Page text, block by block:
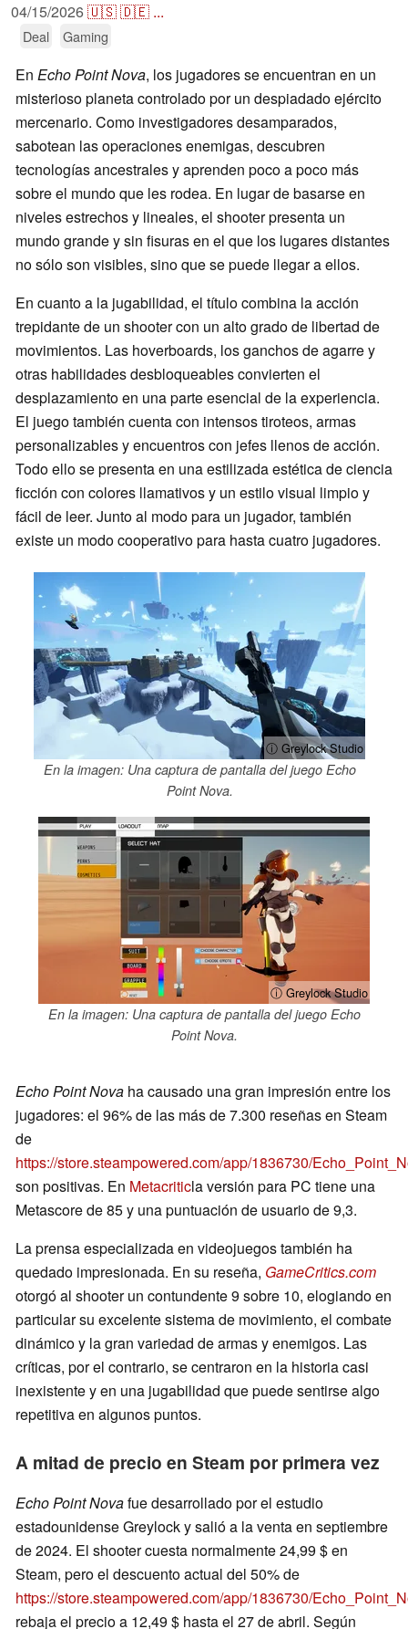
04/15/2026🇺🇸🇩🇪 ...
Deal Gaming
En Echo Point Nova, los jugadores se encuentran en un
misterioso planeta controlado por un despiadado ejército
mercenario. Como investigadores desamparados,
sabotean las operaciones enemigas, descubren
tecnologías ancestrales y aprenden poco a poco más
sobre el mundo que les rodea. En lugar de basarse en
niveles estrechos y lineales, el shooter presenta un
mundo grande y sin fisuras en el que los lugares distantes
no sólo son visibles, sino que se puede llegar a ellos.
En cuanto a la jugabilidad, el título combina la acción
trepidante de un shooter con un alto grado de libertad de
movimientos. Las hoverboards, los ganchos de agarre y
otras habilidades desbloqueables convierten el
desplazamiento en una parte esencial de la experiencia.
El juego también cuenta con intensos tiroteos, armas
personalizables y encuentros con jefes llenos de acción.
Todo ello se presenta en una estilizada estética de ciencia
ficción con colores llamativos y un estilo visual limpio y
fácil de leer. Junto al modo para un jugador, también
existe un modo cooperativo para hasta cuatro jugadores.
ⓘ Greylock Studio
En la imagen: Una captura de pantalla del juego Echo
Point Nova.
ⓘ Greylock Studio
En la imagen: Una captura de pantalla del juego Echo
Point Nova.
Echo Point Nova ha causado una gran impresión entre los
jugadores: el 96% de las más de 7.300 reseñas en Steam
de
https://store.steampowered.com/app/1836730/
son positivas. En Metacriticla versión para PC tiene una
Metascore de 85 y una puntuación de usuario de 9,3.
La prensa especializada en videojuegos también ha
quedado impresionada. En su reseña, GameCritics.com
otorgó al shooter un contundente 9 sobre 10, elogiando en
particular su excelente sistema de movimiento, el combate
dinámico y la gran variedad de armas y enemigos. Las
críticas, por el contrario, se centraron en la historia casi
inexistente y en una jugabilidad que puede sentirse algo
repetitiva en algunos puntos.
A mitad de precio en Steam por primera vez
Echo Point Novafue desarrollado por el estudio
estadounidense Greylock y salió a la venta en septiembre
de 2024. El shooter cuesta normalmente 24,99 $ en
Steam, pero el descuento actual del 50% de
https://store.steampowered.com/app/1836730/
rebaja el precio a 12,49 $ hasta el 27 de abril. Según